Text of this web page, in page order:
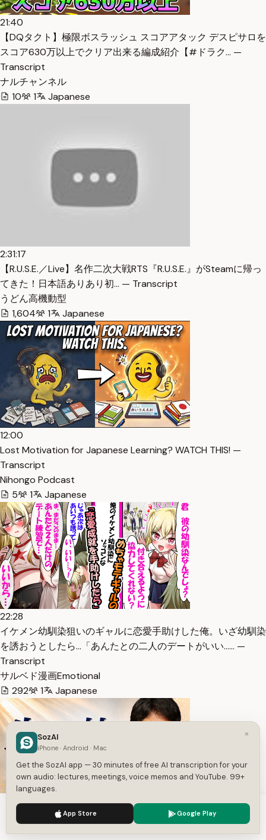
21:40
【DQタクト】極限ボスラッシュ スコアアタック デスピサロを
スコア630万以上でクリア出来る編成紹介【#ドラク… —
Transcript
ナルチャンネル
10
1 Japanese
2:31:17
【R.U.S.E.／Live】名作二次大戦RTS『R.U.S.E.』がSteamに帰っ
てきた！日本語ありあり初… — Transcript
うどん高機動型
1,604
1 Japanese
12:00
Lost Motivation for Japanese Learning? WATCH THIS! —
Transcript
Nihongo Podcast
5
1 Japanese
22:28
イケメン幼馴染狙いのギャルに恋愛手助けした俺。いざ幼馴染
を誘おうとしたら…「あんたとの二人のデートがいい…… —
Transcript
サルベド漫画Emotional
292
1 Japanese
「生ける神に仕える」真明様聖言 2026年 祖霊大祭 —
We use cookies to enhance your experience.
×
SozAI
iPhone · Android · Mac
Get the SozAI app — 30 minutes of free AI transcription for your
own audio: lectures, meetings, voice memos and YouTube. 99+
languages.
App Store Google Play